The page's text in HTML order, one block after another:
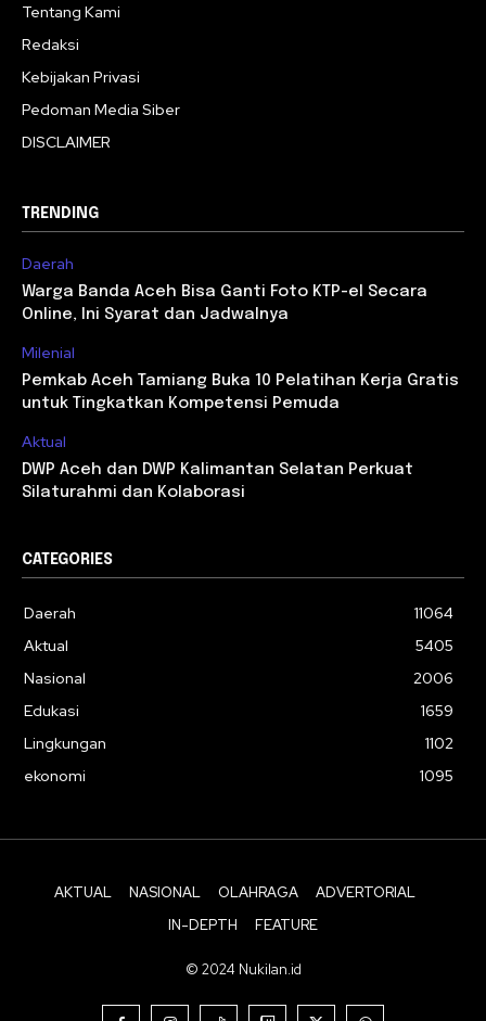
Tentang Kami
Redaksi
Kebijakan Privasi
Pedoman Media Siber
DISCLAIMER
TRENDING
Daerah
Warga Banda Aceh Bisa Ganti Foto KTP-el Secara
Online, Ini Syarat dan Jadwalnya
Milenial
Pemkab Aceh Tamiang Buka 10 Pelatihan Kerja Gratis
untuk Tingkatkan Kompetensi Pemuda
Aktual
DWP Aceh dan DWP Kalimantan Selatan Perkuat
Silaturahmi dan Kolaborasi
CATEGORIES
Daerah
11064
Aktual
5405
Nasional
2006
Edukasi
1659
Lingkungan
1102
ekonomi
1095
AKTUAL NASIONAL OLAHRAGA
ADVERTORIAL
IN-DEPTH
FEATURE
© 2024 Nukilan.id